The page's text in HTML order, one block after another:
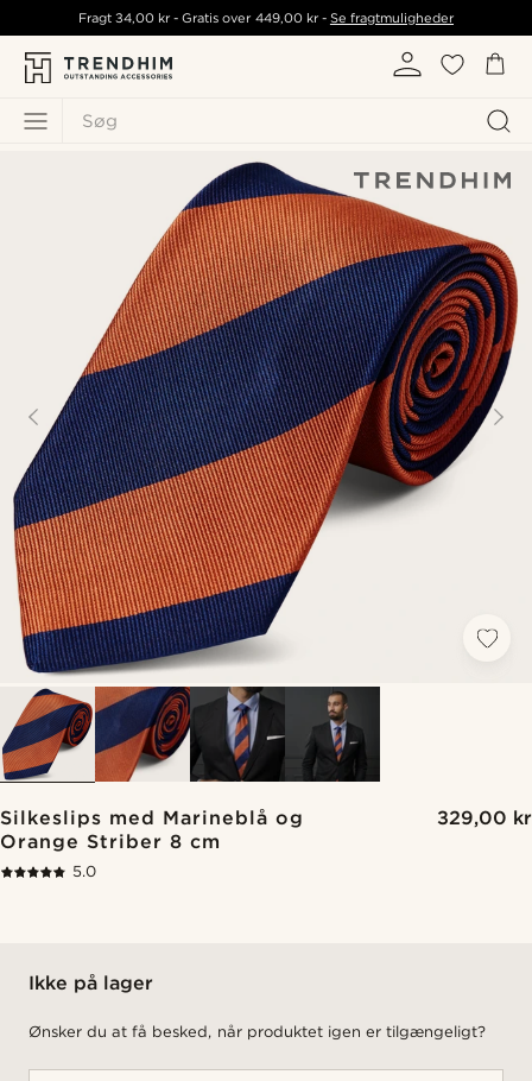
Søg
Fragt34,00 kr - Gratis over 449,00 kr- Se fragtmuligheder
Silkeslips med Marineblå og
Orange Striber 8 cm
329,00 kr
5.0
Ikke på lager
Ønsker du at få besked, når produktet igen er tilgængeligt?